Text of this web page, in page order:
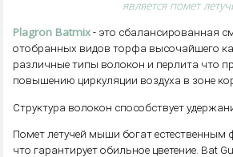
является помет
Plagron Batmix- это сбалансированная
отобранных видов торфа высочайшего
различные типы волокон и перлита что
повышению циркуляции воздуха в зоне
Структура волокон способствует
Помет летучей мыши богат
что гарантирует обильное цветение. Bat